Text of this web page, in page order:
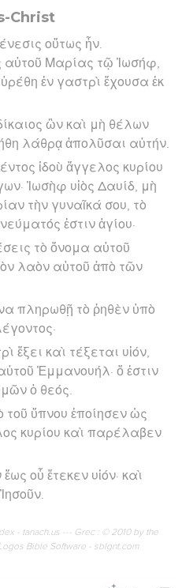
Christ
οὕτως ἦν.
αὐτοῦ Μαρίας τῷ Ἰωσήφ,
ἐν γαστρὶ ἔχουσα ἐκ
ὢν καὶ μὴ θέλων
λάθρᾳ ἀπολῦσαι αὐτήν.
ἰδοὺ ἄγγελος κυρίου
Ἰωσὴφ υἱὸς Δαυίδ, μὴ
τὴν γυναῖκά σου, τὸ
ἐστιν ἁγίου·
τὸ ὄνομα αὐτοῦ
λαὸν αὐτοῦ ἀπὸ τῶν
πληρωθῇ τὸ ῥηθὲν ὑπὸ
ἕξει καὶ τέξεται υἱόν,
Ἐμμανουήλ· ὅ ἐστιν
ὁ θεός.
τοῦ ὕπνου ἐποίησεν ὡς
κυρίου καὶ παρέλαβεν
οὗ ἔτεκεν υἱόν· καὶ
- tanach.us --- Grec : © 2010 by the
Bible Software - sblgnt.com